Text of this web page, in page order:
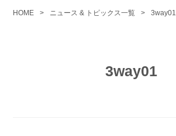
HOME > ニュース & トピックス一覧 > 3way01
3way01